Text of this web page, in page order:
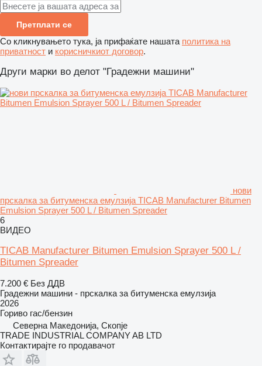
Претплати се
Со кликнувањето тука, ја прифаќате нашата политика на
приватност и корисничкиот договор.
Други марки во делот "Градежни машини"
нови
прскалка за битуменска емулзија TICAB Manufacturer Bitumen
Emulsion Sprayer 500 L / Bitumen Spreader
6
ВИДЕО
TICAB Manufacturer Bitumen Emulsion Sprayer 500 L /
Bitumen Spreader
7.200 € Без ДДВ
Градежни машини - прскалка за битуменска емулзија
2026
Гориво гас/бензин
Северна Македонија, Скопје
TRADE INDUSTRIAL COMPANY AB LTD
Контактирајте го продавачот